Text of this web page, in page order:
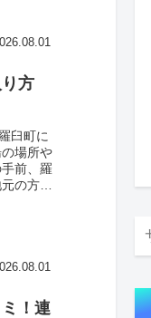
方
臼町に
場所や
前、羅
の方々
！連